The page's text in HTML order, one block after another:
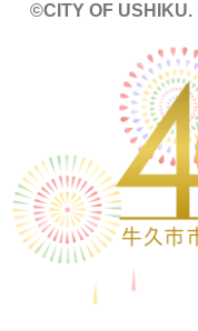
©CITY OF USHIKU.